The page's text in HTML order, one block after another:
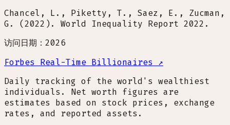
Chancel, L., Piketty, T., Saez, E., Zucman,
G. (2022). World Inequality Report 2022.
访问日期：2026
Forbes Real-Time Billionaires ↗
Daily tracking of the world's wealthiest
individuals. Net worth figures are
estimates based on stock prices, exchange
rates, and reported assets.